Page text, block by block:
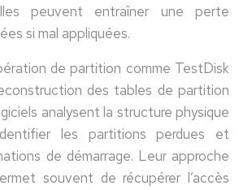
peuvent entraîner une perte
si mal appliquées.
de partition comme TestDisk
des tables de partition
analysent la structure physique
les partitions perdues et
de démarrage. Leur approche
souvent de récupérer l’accès